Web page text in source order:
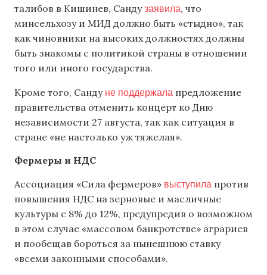
талибов в Кишинев, Сандузаявила, что
минсельхозу и МИД должно быть «стыдно», так
как чиновники на высоких должностях должны
быть знакомы с политикой страны в отношении
того или иного государства.
Кроме того, Санду не поддержала предложение
правительства отменить концерт ко Дню
независимости 27 августа, так как ситуация в
стране «не настолько уж тяжелая».
Фермеры и НДС
Ассоциация «Сила фермеров» выступила против
повышения НДС на зерновые и масличные
культуры с 8% до 12%, предупредив о возможном
в этом случае «массовом банкротстве» аграриев
и пообещав бороться за нынешнюю ставку
«всеми законными способами».